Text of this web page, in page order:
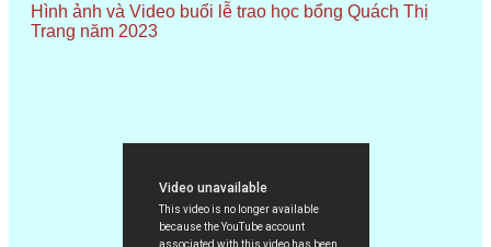
Hình ảnh và Video buổi lễ trao học bổng Quách Thị
Trang năm 2023